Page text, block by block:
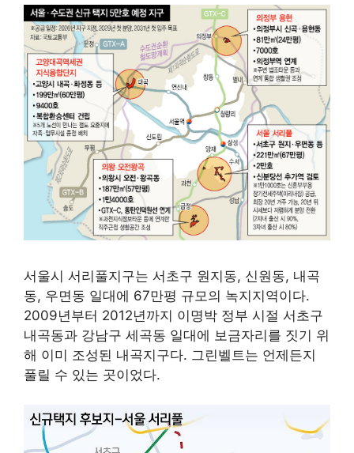
서울시 서리풀지구는 서초구 원지동, 신원동, 내곡
동, 우면동 일대에 67만평 규모의 녹지지역이다.
2009년부터 2012년까지 이명박 정부 시절 서초구
내곡동과 강남구 세곡동 일대에 보금자리를 짓기 위
해 이미 조성된 내곡지구다. 그린벨트는 언제든지
풀릴 수 있는 곳이었다.